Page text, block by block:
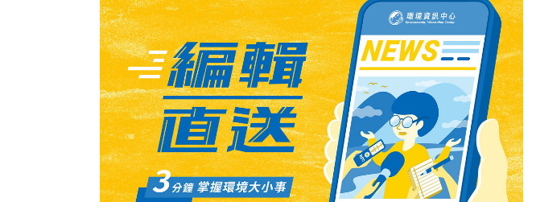
的就業機會。然而，該計畫在2015年的可行性研究，各個方面都不盡完
善，包括對環境問題的評估，且未能讓公眾參與，替代方案也沒有被充分
討論。烏克蘭今年計畫在8個地